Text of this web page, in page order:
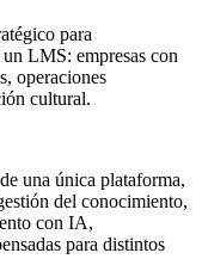
para
LMS: empresas con
operaciones
cultural.
una única plataforma,
del conocimiento,
con IA,
para distintos